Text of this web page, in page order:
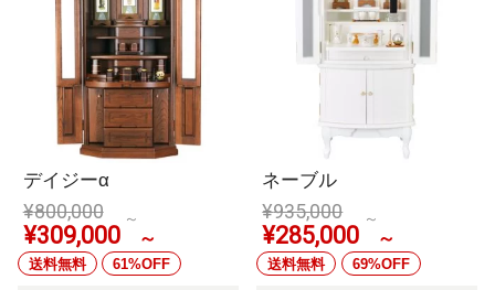
デイジーα
¥800,000
¥309,000 ～
～
送料無料 61%OFF
ネーブル
¥935,000
¥285,000 ～
～
送料無料 69%OFF